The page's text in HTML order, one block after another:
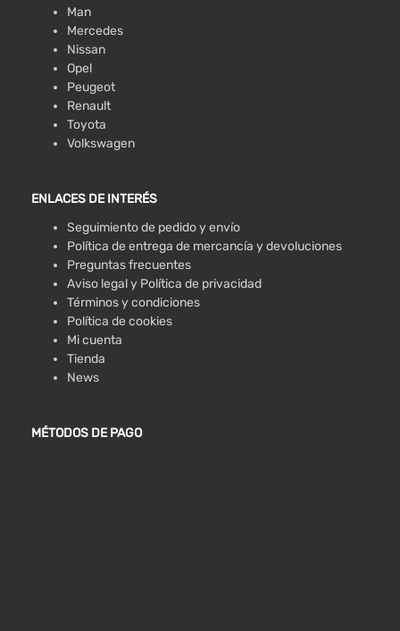
Man
Mercedes
Nissan
Opel
Peugeot
Renault
Toyota
Volkswagen
ENLACES DE INTERÉS
Seguimiento de pedido y envío
Política de entrega de mercancía y devoluciones
Preguntas frecuentes
Aviso legal y Política de privacidad
Términos y condiciones
Política de cookies
Mi cuenta
Tienda
News
MÉTODOS DE PAGO